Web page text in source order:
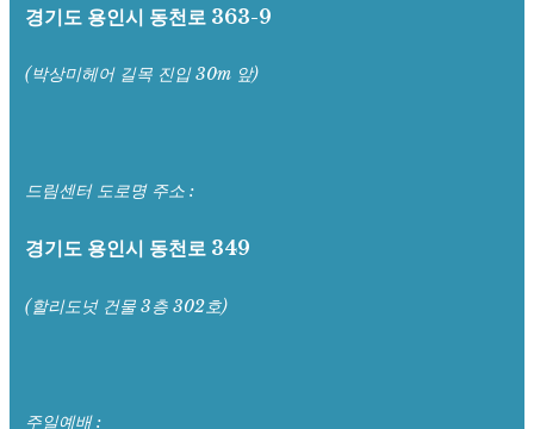
경기도 용인시 동천로 363-9
(박상미헤어 길목 진입 30m 앞)
드림센터 도로명 주소 :
경기도 용인시 동천로 349
(할리도넛 건물 3층 302호)
주일예배 :